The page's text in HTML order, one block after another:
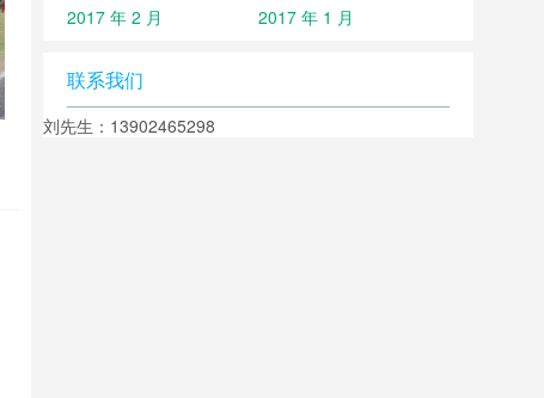
2017 年 2 月
2017 年 1 月
联系我们
刘先生：13902465298